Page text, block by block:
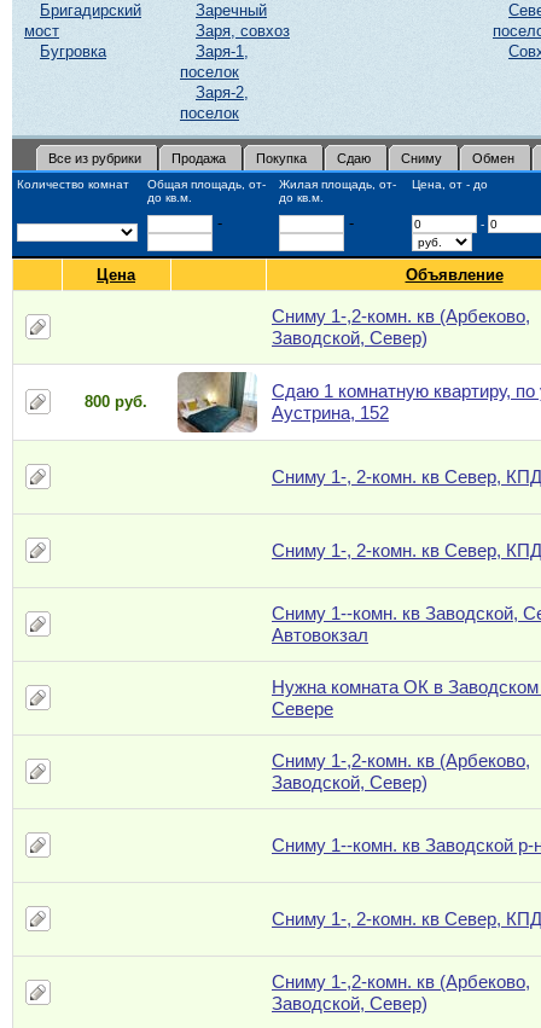
Бригадирский
мост
Бугровка
Заречный
Заря, совхоз
Заря-1,
поселок
Заря-2,
поселок
Все из рубрики Продажа Покупка Сдаю Сниму Обмен
Количество комнат
Общая площадь, от-
до кв.м.
Жилая площадь, от-
до кв.м.
Цена, от - до
- - -
Цена Объявление
Сниму 1-,2-комн. кв (Арбеково,
Заводской, Север)
800 руб.
Сдаю 1 комнатную квартиру, по
Аустрина, 152
Сниму 1-, 2-комн. кв Север, КПД
Сниму 1-, 2-комн. кв Север, КПД
Сниму 1--комн. кв Заводской,
Автовокзал
Нужна комната ОК в
Севере
Сниму 1-,2-комн. кв (Арбеково,
Заводской, Север)
Сниму 1--комн. кв Заводской р-
Сниму 1-, 2-комн. кв Север, КПД
Сниму 1-,2-комн. кв (Арбеково,
Заводской, Север)